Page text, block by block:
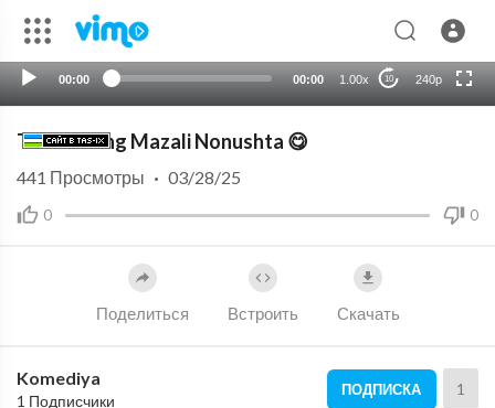
00:00 00:00 1.00x 10 240p
auto
Turkcha Eng Mazali Nonushta 😋
0 0
441 Просмотры · 03/28/25
Поделиться Встроить Скачать
Komediya
1 Подписчики
ПОДПИСКА 1